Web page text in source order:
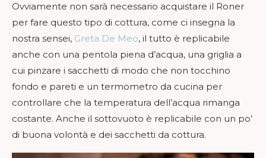
Ovviamente non sarà necessario acquistare il Roner
per fare questo tipo di cottura, come ci insegna la
nostra sensei, Greta De Meo, il tutto è replicabile
anche con una pentola piena d’acqua, una griglia a
cui pinzare i sacchetti di modo che non tocchino
fondo e pareti e un termometro da cucina per
controllare che la temperatura dell’acqua rimanga
costante. Anche il sottovuoto è replicabile con un po’
di buona volontà e dei sacchetti da cottura.